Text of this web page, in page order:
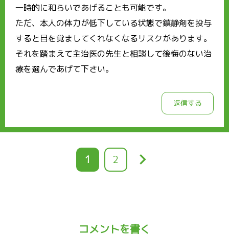
一時的に和らいであげることも可能です。
ただ、本人の体力が低下している状態で鎮静剤を投与
すると目を覚ましてくれなくなるリスクがあります。
それを踏まえて主治医の先生と相談して後悔のない治
療を選んであげて下さい。
返信する
カ
ペ
1
ペ
2 keyboard_arrow_right
コメントを書く